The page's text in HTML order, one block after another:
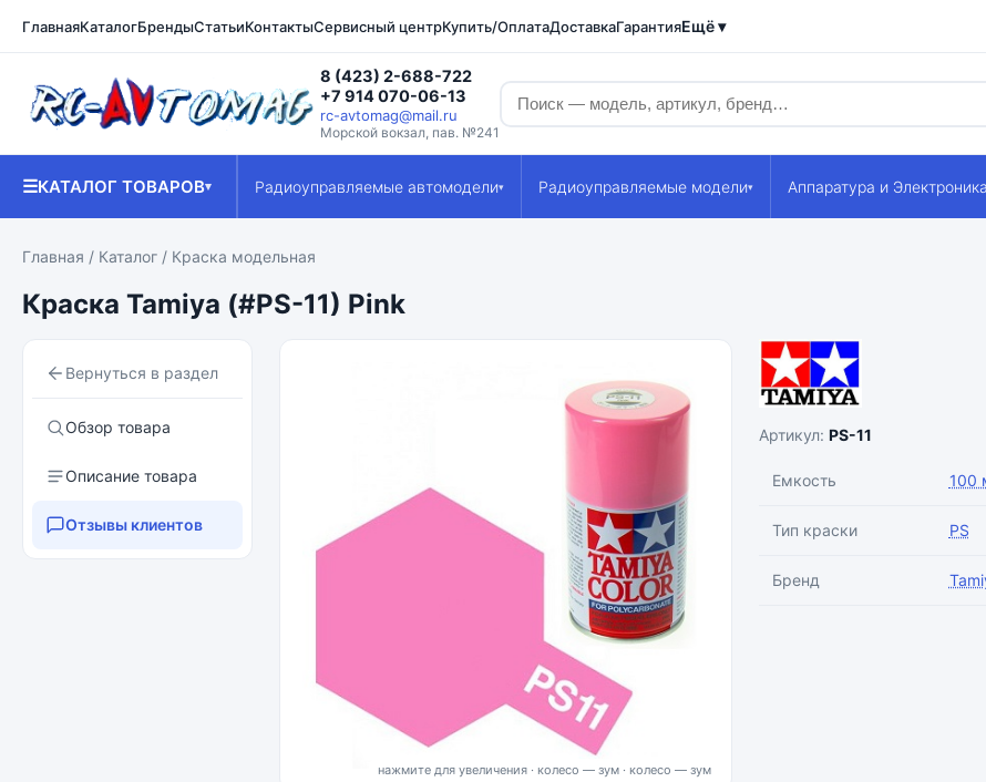
ГлавнаяКаталогБрендыСтатьиКонтактыСервисный центрКупить/ОплатаДоставкаГарантияЕщё ▾
8 (423) 2-688-722
+7 914 070-06-13
rc-avtomag@mail.ru
Морской вокзал, пав. №241
☰КАТАЛОГ ТОВАРОВ▾ Радиоуправляемые автомодели▾ Радиоуправляемые модели▾ Аппаратура и Электроника
Главная / Каталог / Краска модельная
Краска Tamiya (#PS-11) Pink
Вернуться в раздел
Обзор товара
Описание товара
Отзывы клиентов
нажмите для увеличения · колесо — зум
Артикул: PS-11
Емкость 100
Тип краски PS
Бренд